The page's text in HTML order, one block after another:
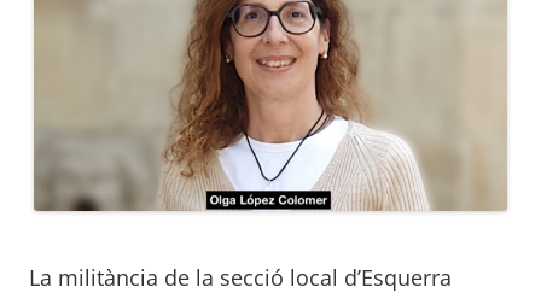
La militància de la secció local d’Esquerra